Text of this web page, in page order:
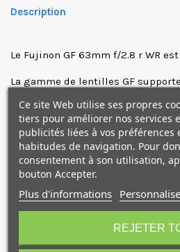
Description
Le Fujinon GF 63mm f/2.8 r WR
La gamme de lentilles GF
technologies avec les
accumulées pour la fabrication
ainsi la meilleure qualité d'image
plein potentiel du nouveau moyen
La position C sur la bague
permet d'ajuster la valeur
commande sur le corps du GFX
sont maintenant verrouillables et
fabriqués pour résister aux
Ce site Web utilise ses propres
tiers pour améliorer nos services
publicités liées à vos préférences
habitudes de navigation. Pour
consentement à son utilisation,
bouton Accepter.
Plus d'informations
REJETER
10€
premier